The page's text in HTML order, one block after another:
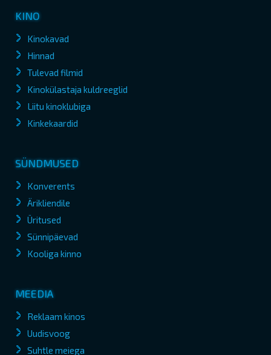
KINO
Kinokavad
Hinnad
Tulevad filmid
Kinokülastaja kuldreeglid
Liitu kinoklubiga
Kinkekaardid
SÜNDMUSED
Konverents
Ärikliendile
Üritused
Sünnipäevad
Kooliga kinno
MEEDIA
Reklaam kinos
Uudisvoog
Suhtle meiega